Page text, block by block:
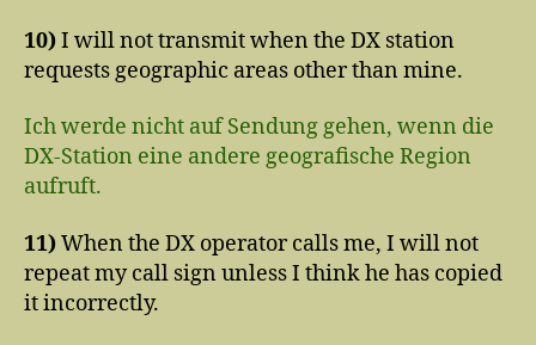
10)I will not transmit when the DX station
requests geographic areas other than mine.
Ich werde nicht auf Sendung gehen, wenn die
DX-Station eine andere geografische Region
aufruft.
11)When the DX operator calls me, I will not
repeat my call sign unless I think he has copied
it incorrectly.